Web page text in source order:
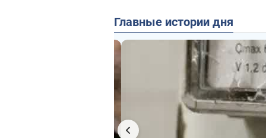
Главные истории дня